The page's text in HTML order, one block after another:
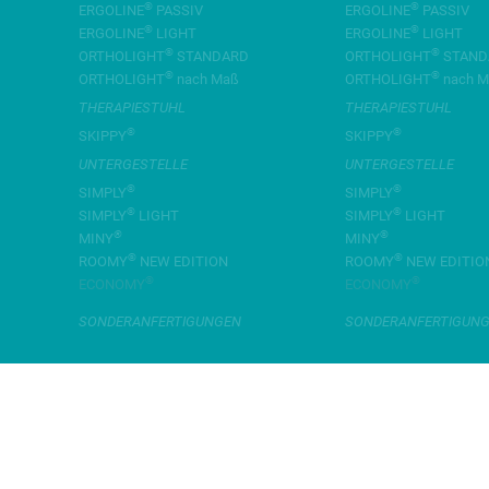
ERGOLINE® PASSIV
ERGOLINE® LIGHT
ORTHOLIGHT® STANDARD
ORTHOLIGHT® nach Maß
THERAPIESTUHL
SKIPPY®
UNTERGESTELLE
SIMPLY®
SIMPLY® LIGHT
MINY®
ROOMY® NEW EDITION
ECONOMY®
SONDER­ANFERTIGUNGEN
ERGOLINE® PASSIV
ERGOLINE® LIGHT
ORTHOLIGHT®
ORTHOLIGHT® nach
THERAPIESTUHL
SKIPPY®
UNTERGESTELLE
SIMPLY®
SIMPLY® LIGHT
MINY®
ROOMY® NEW
ECONOMY®